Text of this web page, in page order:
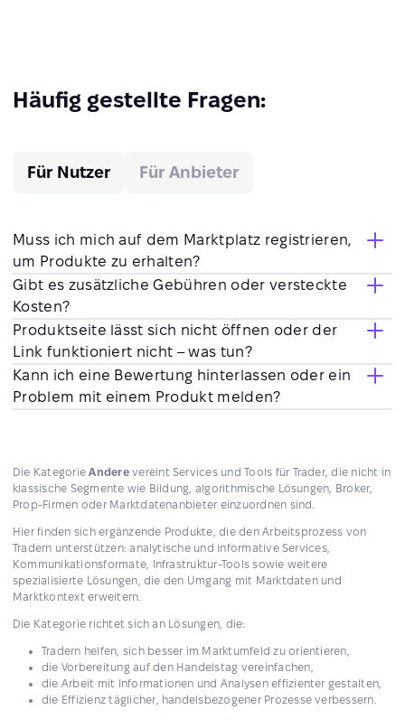
Häufig gestellte Fragen:
Für Nutzer Für Anbieter
Muss ich mich auf dem Marktplatz registrieren,
um Produkte zu erhalten?
Gibt es zusätzliche Gebühren oder versteckte
Kosten?
Produktseite lässt sich nicht öffnen oder der
Link funktioniert nicht – was tun?
Kann ich eine Bewertung hinterlassen oder ein
Problem mit einem Produkt melden?
Die KategorieAnderevereint Services und Tools für Trader, die nicht in
klassische Segmente wie Bildung, algorithmische Lösungen, Broker,
Prop-Firmen oder Marktdatenanbieter einzuordnen sind.
Hier finden sich ergänzende Produkte, die den Arbeitsprozess von
Tradern unterstützen: analytische und informative Services,
Kommunikationsformate, Infrastruktur-Tools sowie weitere
spezialisierte Lösungen, die den Umgang mit Marktdaten und
Marktkontext erweitern.
Die Kategorie richtet sich an Lösungen, die:
Tradern helfen, sich besser im Marktumfeld zu orientieren,
die Vorbereitung auf den Handelstag vereinfachen,
die Arbeit mit Informationen und Analysen effizienter gestalten,
die Effizienz täglicher, handelsbezogener Prozesse verbessern.